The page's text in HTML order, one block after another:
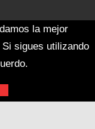
la mejor
sigues utilizando